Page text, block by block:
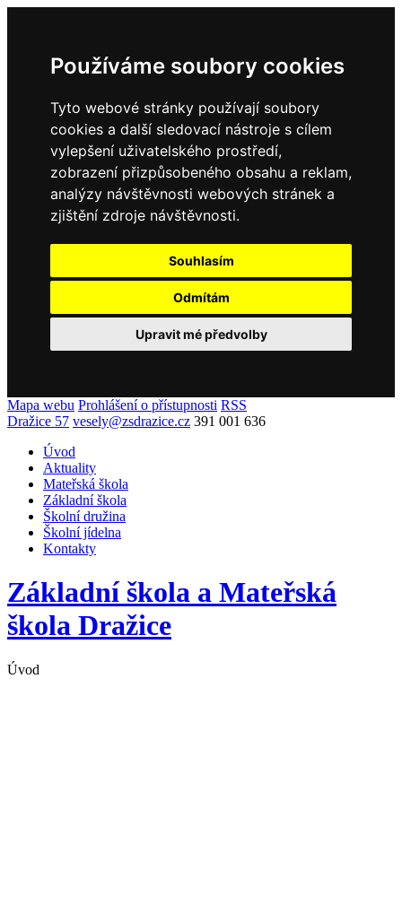
Používáme soubory cookies
Tyto webové stránky používají soubory
cookies a další sledovací nástroje s cílem
vylepšení uživatelského prostředí,
zobrazení přizpůsobeného obsahu a reklam,
analýzy návštěvnosti webových stránek a
zjištění zdroje návštěvnosti.
Souhlasím
Odmítám
Upravit mé předvolby
Mapa webu Prohlášení o přístupnosti RSS
Dražice 57 vesely@zsdrazice.cz 391 001 636
Úvod
Aktuality
Mateřská škola
Základní škola
Školní družina
Školní jídelna
Kontakty
Základní škola a Mateřská
škola Dražice
Úvod